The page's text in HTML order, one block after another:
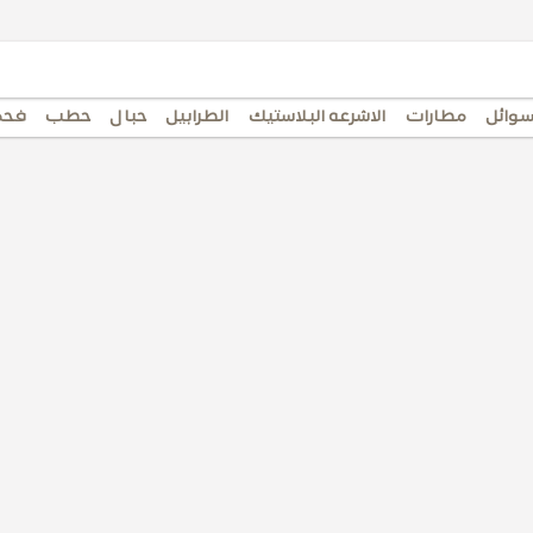
مطارات الاشرعه البلاستيك الطرابيل حبال حطب